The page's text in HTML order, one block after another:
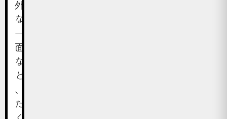
外
な
一
面
な
ど
、
た